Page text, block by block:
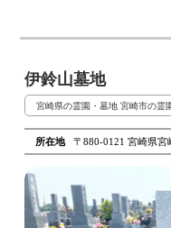
伊鈴山墓地
宮崎県の霊園・墓地 宮崎市の霊
所在地 〒880-0121 宮崎県宮